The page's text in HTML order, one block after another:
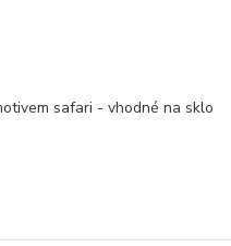
safari - vhodné na sklo